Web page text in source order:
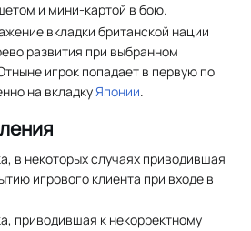
и мини-картой в бою.
вкладки британской нации
развития при выбранном
игрок попадает в первую по
на вкладкуЯпонии.
в некоторых случаях приводившая
игрового клиента при входе в
приводившая к некорректному